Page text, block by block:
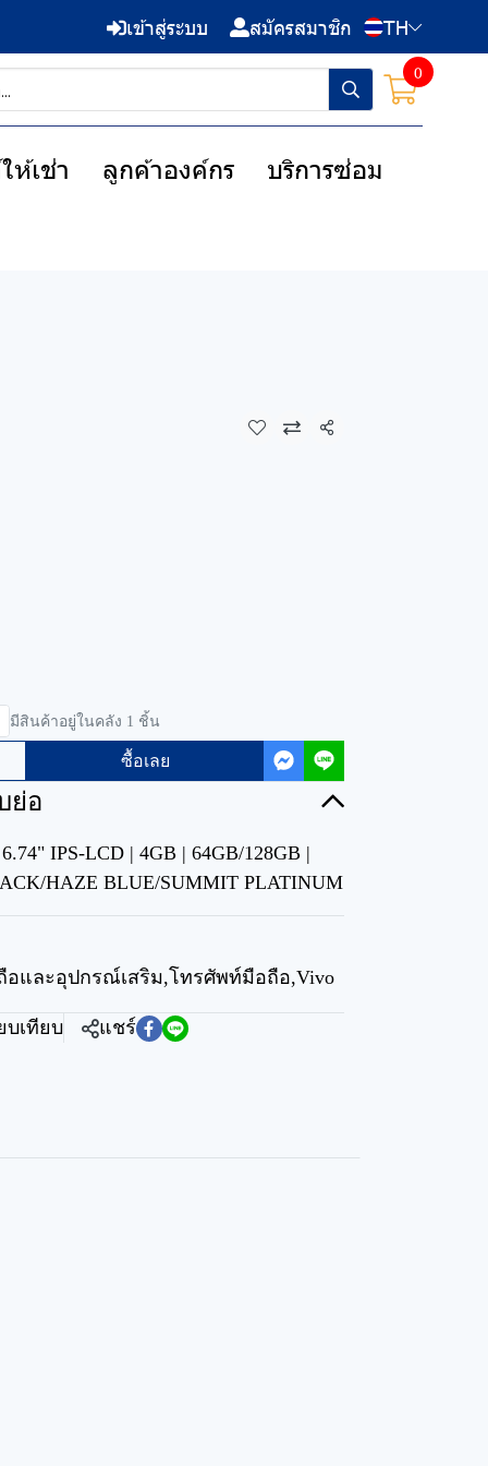
เข้าสู่ระบบ สมัครสมาชิก TH
0
ห้เช่า ลูกค้าองค์กร
บริการซ่อม
แชร์
มีสินค้าอยู่ในคลัง 1 ชิ้น
ซื้อเลย
ย่อ
IPS-LCD | 4GB | 64GB/128GB |
HAZE BLUE/SUMMIT PLATINUM
และอุปกรณ์เสริม,โทรศัพท์มือถือ,Vivo
บเทียบ แชร์